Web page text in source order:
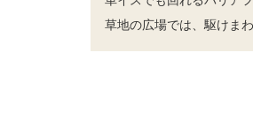
草地の広場では、駆けま